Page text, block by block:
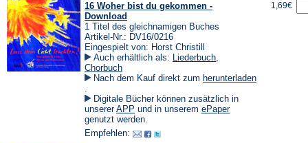
16 Woher bist du gekommen -
Download
1 Titel des gleichnamigen Buches
Artikel-Nr.: DV16/0216
Eingespielt von: Horst Christill
Auch erhältlich als: Liederbuch,
Chorbuch
Nach dem Kauf direkt zum herunterladen
in
einem
neuen
Tab)
.
Digitale Bücher können zusätzlich in
unsererAPP (Öffnet
in
neuen
und in unserem ePaper(Öffnet
genutzt werden.
Empfehlen:
1,69€